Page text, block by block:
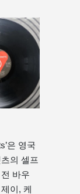
은 영국
의 셀프
바우
이, 케